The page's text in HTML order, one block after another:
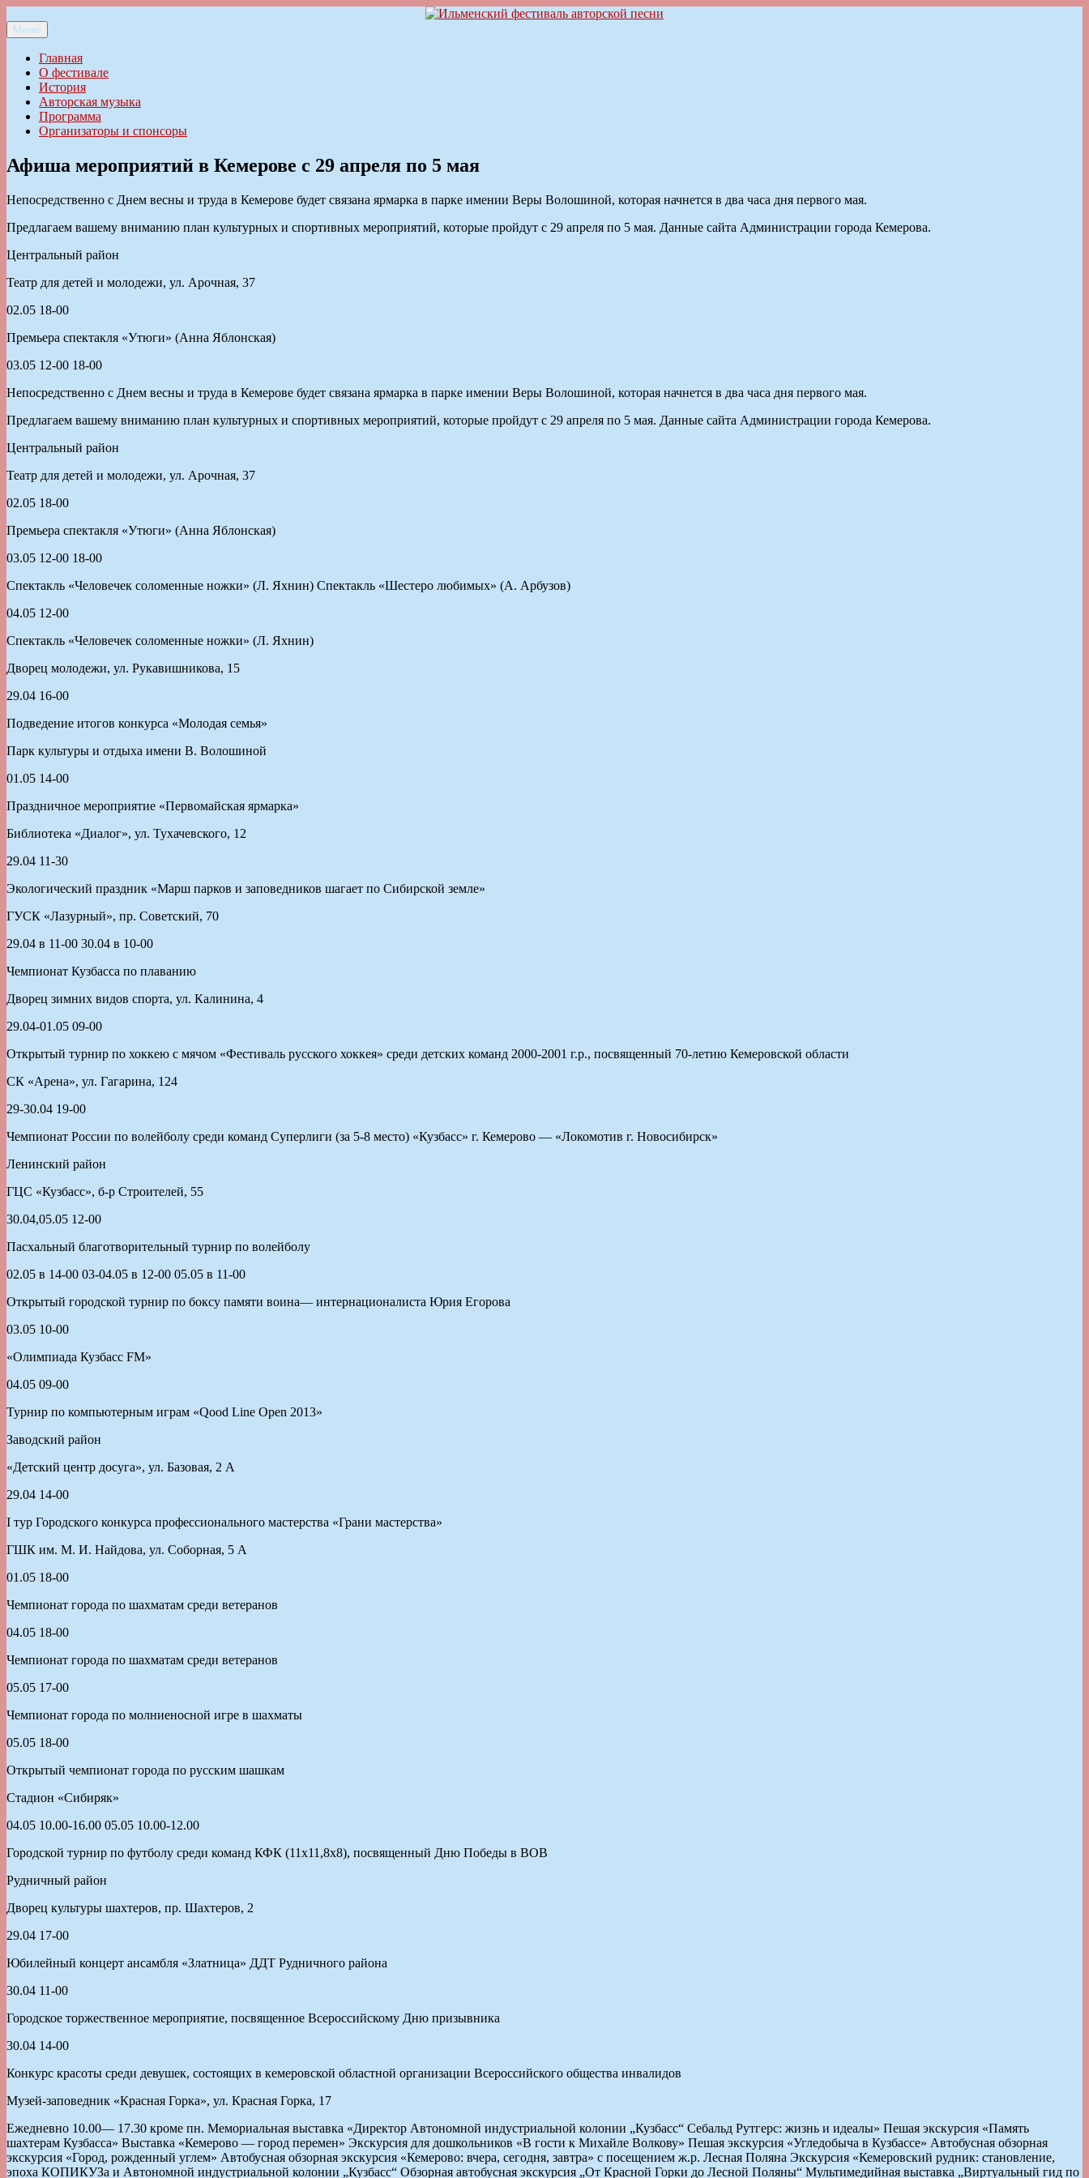
к
содержимому
Ильменский фестиваль авторской песни
Меню
Главная
О фестивале
История
Авторская музыка
Программа
Организаторы и спонсоры
Афиша мероприятий в Кемерове c 29 апреля по 5 мая
Непосредственно с Днем весны и труда в Кемерове будет связана ярмарка в парке имении Веры Волошиной, которая начнется в два часа дня первого мая.
Предлагаем вашему вниманию план культурных и спортивных мероприятий, которые пройдут с 29 апреля по 5 мая. Данные сайта Администрации города Кемерова.
Центральный район
Театр для детей и молодежи, ул. Арочная, 37
02.05 18-00
Премьера спектакля «Утюги» (Анна Яблонская)
03.05 12-00 18-00
Непосредственно с Днем весны и труда в Кемерове будет связана ярмарка в парке имении Веры Волошиной, которая начнется в два часа дня первого мая.
Предлагаем вашему вниманию план культурных и спортивных мероприятий, которые пройдут с 29 апреля по 5 мая. Данные сайта Администрации города Кемерова.
Центральный район
Театр для детей и молодежи, ул. Арочная, 37
02.05 18-00
Премьера спектакля «Утюги» (Анна Яблонская)
03.05 12-00 18-00
Спектакль «Человечек соломенные ножки» (Л. Яхнин) Спектакль «Шестеро любимых» (А. Арбузов)
04.05 12-00
Спектакль «Человечек соломенные ножки» (Л. Яхнин)
Дворец молодежи, ул. Рукавишникова, 15
29.04 16-00
Подведение итогов конкурса «Молодая семья»
Парк культуры и отдыха имени В. Волошиной
01.05 14-00
Праздничное мероприятие «Первомайская ярмарка»
Библиотека «Диалог», ул. Тухачевского, 12
29.04 11-30
Экологический праздник «Марш парков и заповедников шагает по Сибирской земле»
ГУСК «Лазурный», пр. Советский, 70
29.04 в 11-00 30.04 в 10-00
Чемпионат Кузбасса по плаванию
Дворец зимних видов спорта, ул. Калинина, 4
29.04-01.05 09-00
Открытый турнир по хоккею с мячом «Фестиваль русского хоккея» среди детских команд 2000-2001 г.р., посвященный 70-летию Кемеровской области
СК «Арена», ул. Гагарина, 124
29-30.04 19-00
Чемпионат России по волейболу среди команд Суперлиги (за 5-8 место) «Кузбасс» г. Кемерово — «Локомотив г. Новосибирск»
Ленинский район
ГЦС «Кузбасс», б-р Строителей, 55
30.04,05.05 12-00
Пасхальный благотворительный турнир по волейболу
02.05 в 14-00 03-04.05 в 12-00 05.05 в 11-00
Открытый городской турнир по боксу памяти воина— интернационалиста Юрия Егорова
03.05 10-00
«Олимпиада Кузбасс FM»
04.05 09-00
Турнир по компьютерным играм «Qood Line Open 2013»
Заводский район
«Детский центр досуга», ул. Базовая, 2 А
29.04 14-00
I тур Городского конкурса профессионального мастерства «Грани мастерства»
ГШК им. М. И. Найдова, ул. Соборная, 5 А
01.05 18-00
Чемпионат города по шахматам среди ветеранов
04.05 18-00
Чемпионат города по шахматам среди ветеранов
05.05 17-00
Чемпионат города по молниеносной игре в шахматы
05.05 18-00
Открытый чемпионат города по русским шашкам
Стадион «Сибиряк»
04.05 10.00-16.00 05.05 10.00-12.00
Городской турнир по футболу среди команд КФК (11х11,8х8), посвященный Дню Победы в ВОВ
Рудничный район
Дворец культуры шахтеров, пр. Шахтеров, 2
29.04 17-00
Юбилейный концерт ансамбля «Златница» ДДТ Рудничного района
30.04 11-00
Городское торжественное мероприятие, посвященное Всероссийскому Дню призывника
30.04 14-00
Конкурс красоты среди девушек, состоящих в кемеровской областной организации Всероссийского общества инвалидов
Музей-заповедник «Красная Горка», ул. Красная Горка, 17
Ежедневно 10.00— 17.30 кроме пн. Мемориальная выставка «Директор Автономной индустриальной колонии „Кузбасс“ Себальд Рутгерс: жизнь и идеалы» Пешая экскурсия «Память
шахтерам Кузбасса» Выставка «Кемерово — город перемен» Экскурсия для дошкольников «В гости к Михайле Волкову» Пешая экскурсия «Угледобыча в Кузбассе» Автобусная обзорная
экскурсия «Город, рожденный углем» Автобусная обзорная экскурсия «Кемерово: вчера, сегодня, завтра» с посещением ж.р. Лесная Поляна Экскурсия «Кемеровский рудник: становление,
эпоха КОПИКУЗа и Автономной индустриальной колонии „Кузбасс“ Обзорная автобусная экскурсия „От Красной Горки до Лесной Поляны“ Мультимедийная выставка „Виртуальный гид по